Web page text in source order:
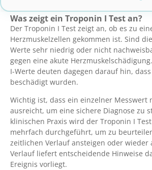
Was zeigt ein Troponin I Test an?
Der Troponin I Test zeigt an, ob es zu
Herzmuskelzellen gekommen ist. Sind
Werte sehr niedrig oder nicht
gegen eine akute
I-Werte deuten dagegen darauf hin,
beschädigt wurden.
Wichtig ist, dass ein einzelner Messwert
ausreicht, um eine sichere Diagnose zu
klinischen Praxis wird der Troponin I
mehrfach durchgeführt, um zu
zeitlichen Verlauf ansteigen oder wieder
Verlauf liefert entscheidende Hinweise
Ereignis vorliegt.